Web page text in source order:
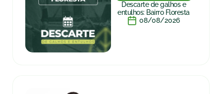
Descarte de galhos e
entulhos: Bairro Floresta
08/08/2026